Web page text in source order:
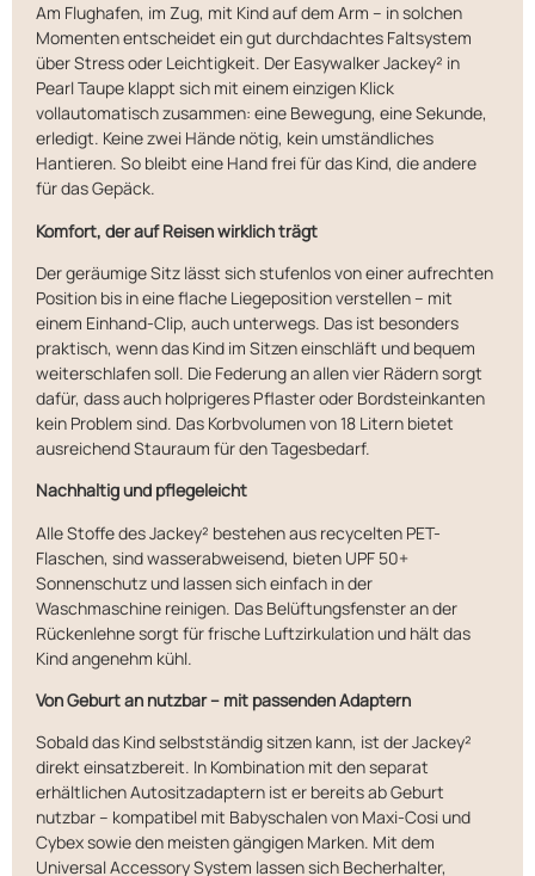
Am Flughafen, im Zug, mit Kind auf dem Arm – in solchen
Momenten entscheidet ein gut durchdachtes Faltsystem
über Stress oder Leichtigkeit. Der Easywalker Jackey² in
Pearl Taupe klappt sich mit einem einzigen Klick
vollautomatisch zusammen: eine Bewegung, eine Sekunde,
erledigt. Keine zwei Hände nötig, kein umständliches
Hantieren. So bleibt eine Hand frei für das Kind, die andere
für das Gepäck.
Komfort, der auf Reisen wirklich trägt
Der geräumige Sitz lässt sich stufenlos von einer aufrechten
Position bis in eine flache Liegeposition verstellen – mit
einem Einhand-Clip, auch unterwegs. Das ist besonders
praktisch, wenn das Kind im Sitzen einschläft und bequem
weiterschlafen soll. Die Federung an allen vier Rädern sorgt
dafür, dass auch holprigeres Pflaster oder Bordsteinkanten
kein Problem sind. Das Korbvolumen von 18 Litern bietet
ausreichend Stauraum für den Tagesbedarf.
Nachhaltig und pflegeleicht
Alle Stoffe des Jackey² bestehen aus recycelten PET-
Flaschen, sind wasserabweisend, bieten UPF 50+
Sonnenschutz und lassen sich einfach in der
Waschmaschine reinigen. Das Belüftungsfenster an der
Rückenlehne sorgt für frische Luftzirkulation und hält das
Kind angenehm kühl.
Von Geburt an nutzbar – mit passenden Adaptern
Sobald das Kind selbstständig sitzen kann, ist der Jackey²
direkt einsatzbereit. In Kombination mit den separat
erhältlichen Autositzadaptern ist er bereits ab Geburt
nutzbar – kompatibel mit Babyschalen von Maxi-Cosi und
Cybex sowie den meisten gängigen Marken. Mit dem
Universal Accessory System lassen sich Becherhalter,